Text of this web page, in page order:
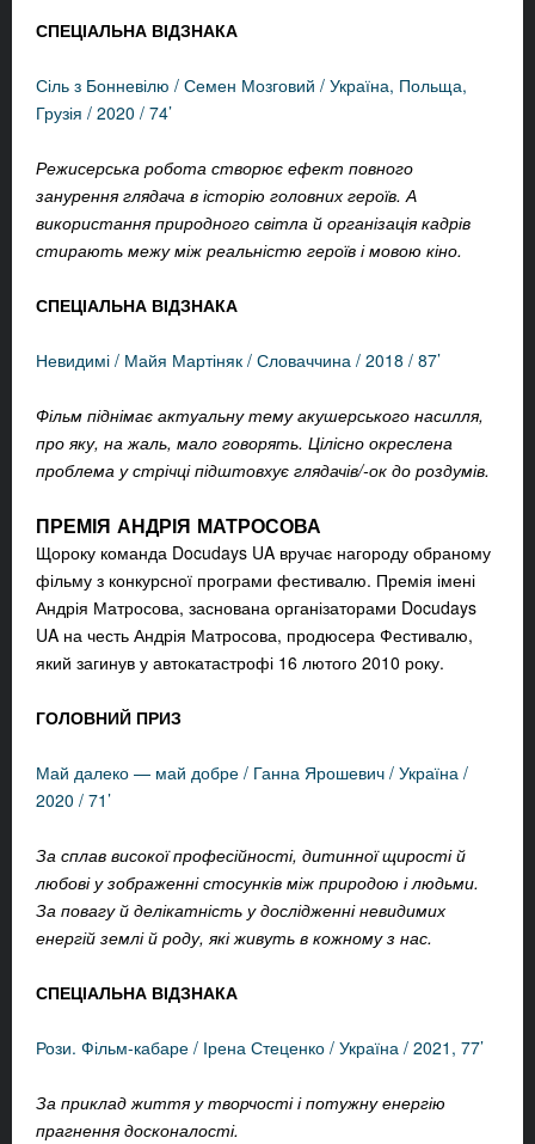
СПЕЦІАЛЬНА ВІДЗНАКА
Сіль з Бонневілю / Семен Мозговий / Україна, Польща,
Грузія / 2020 / 74’
Режисерська робота створює ефект повного
занурення глядача в історію головних героїв. А
використання природного світла й організація кадрів
стирають межу між реальністю героїв і мовою кіно.
СПЕЦІАЛЬНА ВІДЗНАКА
Невидимі / Майя Мартіняк / Словаччина / 2018 / 87’
Фільм піднімає актуальну тему акушерського насилля,
про яку, на жаль, мало говорять. Цілісно окреслена
проблема у стрічці підштовхує глядачів/-ок до роздумів.
ПРЕМІЯ АНДРІЯ МАТРОСОВА
Щороку команда Docudays UA вручає нагороду обраному
фільму з конкурсної програми фестивалю. Премія імені
Андрія Матросова, заснована організаторами Docudays
UA на честь Андрія Матросова, продюсера Фестивалю,
який загинув у автокатастрофі 16 лютого 2010 року.
ГОЛОВНИЙ ПРИЗ
Май далеко — май добре / Ганна Ярошевич / Україна /
2020 / 71’
За сплав високої професійності, дитинної щирості й
любові у зображенні стосунків між природою і людьми.
За повагу й делікатність у дослідженні невидимих
енергій землі й роду, які живуть в кожному з нас.
СПЕЦІАЛЬНА ВІДЗНАКА
Рози. Фільм-кабаре / Ірена Стеценко / Україна / 2021, 77’
За приклад життя у творчості і потужну енергію
прагнення досконалості.